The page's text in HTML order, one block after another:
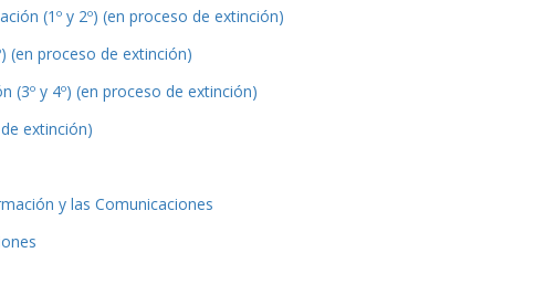
(1º y 2º) (en proceso de extinción)
(en proceso de extinción)
(3º y 4º) (en proceso de extinción)
extinción)
y las Comunicaciones